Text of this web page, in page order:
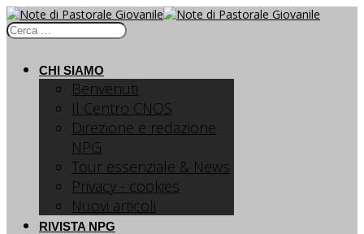
CHI SIAMO
Benvenuti
Il Centro CNOS
Direzione e redazione
NPG
Tour essenziale & News
Privacy - cookies
Nuovi articoli
RIVISTA NPG